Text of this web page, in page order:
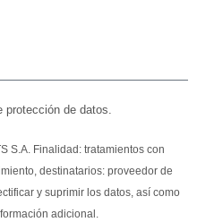
de datos.
S.A. Finalidad: tratamientos con
destinatarios: proveedor de
y suprimir los datos, así como
adicional.